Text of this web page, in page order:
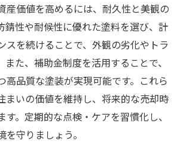
産価値を高めるには、耐久性と美観の
錆性や耐候性に優れた塗料を選び、計
スを続けることで、外観の劣化やトラ
また、補助金制度を活用することで、
高品質な塗装が実現可能です。これら
まいの価値を維持し、将来的な売却時
す。定期的な点検・ケアを習慣化し、
守りましょう。